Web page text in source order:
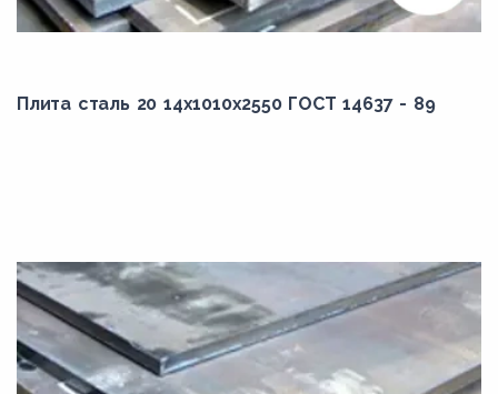
Плита сталь 20 14x1010x2550 ГОСТ 14637 - 89